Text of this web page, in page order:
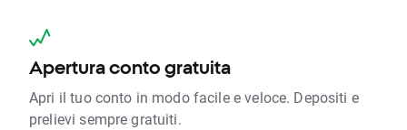
Apertura conto gratuita
Apri il tuo conto in modo facile e veloce. Depositi e
prelievi sempre gratuiti.